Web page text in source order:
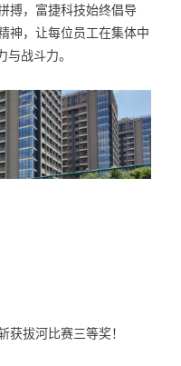
搏，富捷科技始终倡导
神，让每位员工在集体中
与战斗力。